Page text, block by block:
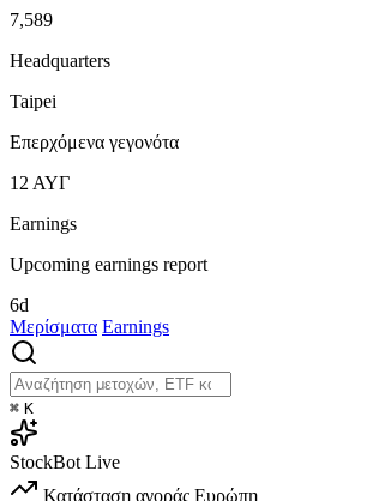
7,589
Headquarters
Taipei
Επερχόμενα γεγονότα
12 ΑΥΓ
Earnings
Upcoming earnings report
6d
Μερίσματα Earnings
⌘ K
StockBot Live
Κατάσταση αγοράς Ευρώπη